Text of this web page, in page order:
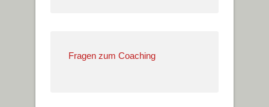
Fragen zum Coaching